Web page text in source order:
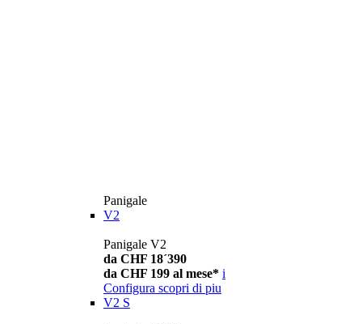
Panigale
V2
Panigale V2
da CHF 18´390
da CHF 199 al mese* i
Configura scopri di piu
V2 S